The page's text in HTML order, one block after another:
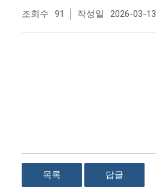
조회수 91 작성일 2026-03-13
목록 답글